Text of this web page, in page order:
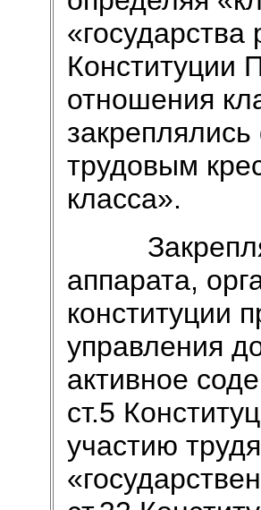
«государства
Конституции
отношения
трудовым
класса».
Закрепляя
аппарата,
конституции
управления
активное
ст.5
участию